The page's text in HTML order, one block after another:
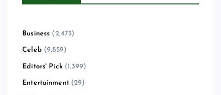
Business (2,473)
Celeb (9,859)
Editors' Pick(1,399)
Entertainment(29)